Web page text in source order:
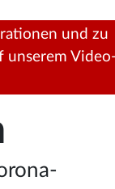
und zu
unserem